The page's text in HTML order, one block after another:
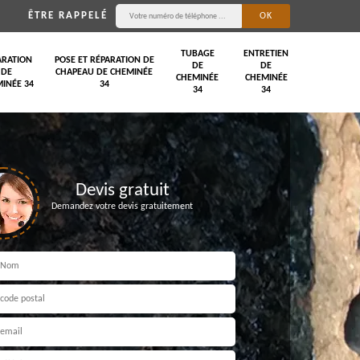
ÊTRE RAPPELÉ
DE
34
POSE ET RÉPARATION DE
CHAPEAU DE CHEMINÉE
34
TUBAGE
DE
CHEMINÉE
34
ENTRETIEN
DE
CHEMINÉE
34
Devis gratuit
Demandez votre devis gratuitement